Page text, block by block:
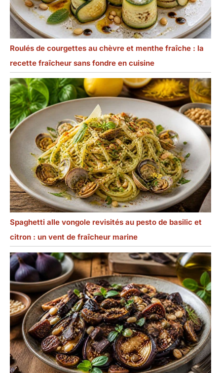
Roulés de courgettes au chèvre et menthe fraîche : la
recette fraîcheur sans fondre en cuisine
Spaghetti alle vongole revisités au pesto de basilic et
citron : un vent de fraîcheur marine